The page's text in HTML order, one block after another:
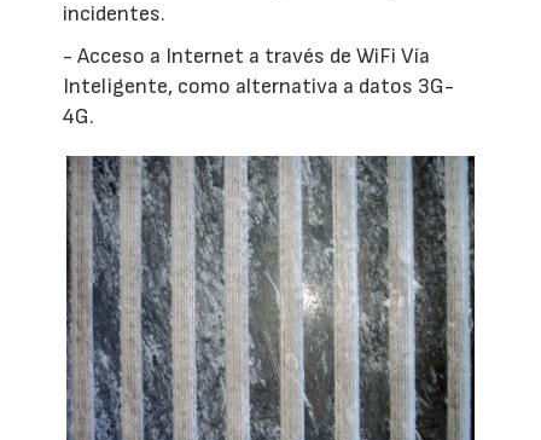
incidentes.
- Acceso a Internet a través de WiFi Vía
Inteligente, como alternativa a datos 3G-
4G.